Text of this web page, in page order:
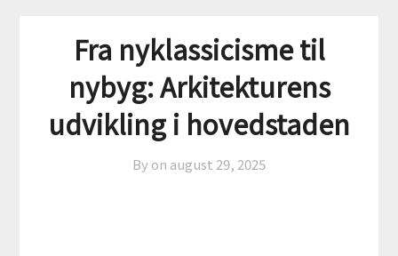
Fra nyklassicisme til
nybyg: Arkitekturens
udvikling i hovedstaden
By on august 29, 2025